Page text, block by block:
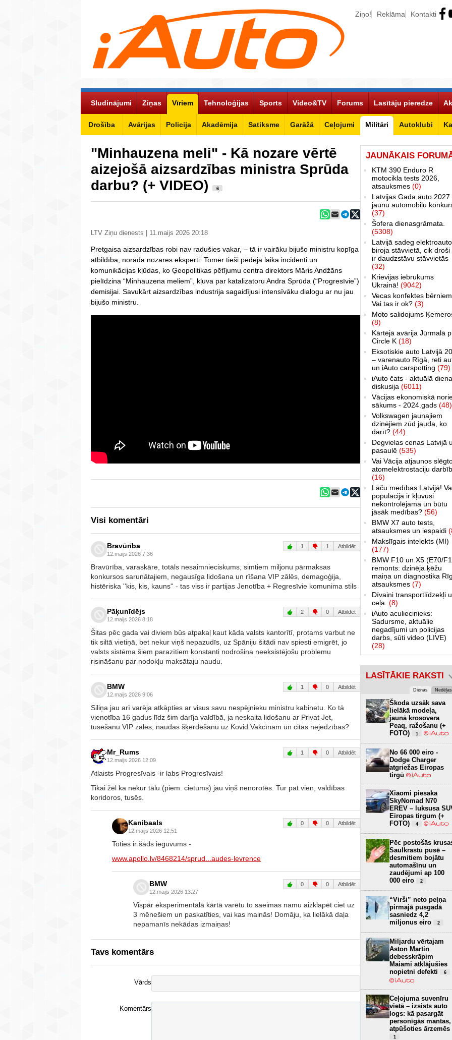
Ziņo! Reklāma Kontakti
Sludinājumi Ziņas Vīriem
Drošība Avārijas Policija Akadēmija Satiksme Garāžā Ceļojumi Militāri Autoklubi
Tehnoloģijas Sports Video&TV Forums Lasītāju pieredze
"Minhauzena meli" - Kā nozare vērtē
aizejošā aizsardzības ministra Sprūda
darbu? (+ VIDEO)
6
LTV Ziņu dienests | 11.maijs 2026 20:18
Pretgaisa aizsardzības robi nav radušies vakar, – tā ir vairāku bijušo ministru kopīga
atbildība, norāda nozares eksperti. Tomēr tieši pēdējā laika incidenti un
komunikācijas kļūdas, ko Ģeopolitikas pētījumu centra direktors Māris Andžāns
pielīdzina “Minhauzena meliem”, kļuva par katalizatoru Andra Sprūda (“Progresīvie”)
demisijai. Savukārt aizsardzības industrija sagaidījusi intensīvāku dialogu ar nu jau
bijušo ministru.
Visi komentāri
Bravūrība
12.maijs 2026 7:36
1 1 Atbildēt
Bravūrība, varaskāre, totāls nesaimnieciskums, simtiem miljonu pārmaksas
konkursos sarunātajiem, negausīga lidošana un rīšana VIP zālēs, demagoģija,
histēriska ''kis, kis, kauns'' - tas viss ir partijas Jenotība + Regresīvie komunima stils
Pāķunīdējs
12.maijs 2026 8:18
2 0 Atbildēt
Šitas pēc gada vai diviem būs atpakaļ kaut kāda valsts kantorītī, protams varbut ne
tik siltā vietiņā, bet nekur viņš nepazudīs, uz Spāniju šitādi nav spiesti emigrēt, jo
valsts sistēma šiem parazītiem konstanti nodrošina neeksistējošu problemu
risināšanu par nodokļu maksātaju naudu.
BMW
12.maijs 2026 9:06
1 0 Atbildēt
Siliņa jau arī varēja atkāpties ar visus savu nespējnieku ministru kabinetu. Ko tā
vienotība 16 gadus līdz šim darīja valdībā, ja neskaita lidošanu ar Privat Jet,
tusēšanu VIP zālēs, naudas šķērdēšanu uz Kovid Vakcīnām un citas nejēdzības?
Mr_Rums
12.maijs 2026 12:09
1 0 Atbildēt
Atlaists Progresīvais -ir labs Progresīvais!
Tikai žēl ka nekur tālu (piem. cietums) jau viņš nenorotēs. Tur pat vien, valdības
koridoros, tusēs.
Kanibaals
12.maijs 2026 12:51
0 0 Atbildēt
Toties ir šāds ieguvums -
www.apollo.lv/8468214/sprud...audes-levrence
BMW
12.maijs 2026 13:27
0 0 Atbildēt
Vispār eksperimentālā kārtā varētu to saeimas namu aizklapēt ciet uz
3 mēnešiem un paskatīties, vai kas mainās! Domāju, ka lielākā daļa
nepamanīs nekādas izmaiņas!
Tavs komentārs
Vārds
Komentārs
JAUNĀKAIS
KTM 390 Enduro R
motocikla tests 2026,
atsauksmes (0)
Latvijas Gada auto 2027
jaunu automobiļu
(37)
Šofera dienasgrāmata.
(5308)
Latvijā sadeg elektroauto
biroja stāvvietā, cik droši
ir daudzstāvu stāvvietās
(32)
Krievijas iebrukums
Ukrainā! (9042)
Vecas konfektes
Vai tas ir ok? (3)
Moto salidojums
(8)
Kārtējā avārija Jūrmalā
Circle K (18)
Eksotiskie auto Latvijā
– varenauto Rīgā, reti
un iAuto carspotting (79)
iAuto čats - aktuālā
diskusija (6011)
Vācijas ekonomiskā
sākums - 2024.gads (48)
Volkswagen jaunajiem
dzinējiem zūd jauda, ko
darīt? (44)
Degvielas cenas Latvijā
pasaulē (535)
Vai Vācija atjaunos
atomelektrostaciju
(16)
Lāču medības Latvijā!
populācija ir kļuvusi
nekontrolējama un būtu
jāsāk medības? (56)
BMW X7 auto tests,
atsauksmes un iespaidi
Makslīgais intelekts (MI)
(177)
BMW F10 un X5 (E70/
remonts: dzinēja ķēžu
maiņa un diagnostika
atsauksmes (7)
Dīvaini transportlīdzekļi
ceļa. (8)
iAuto aculiecinieks:
Sadursme, aktuālie
negadījumi un policijas
darbs, sūti video (LIVE)
(28)
LASĪTĀKIE RAKSTI
Dienas Nedēļas
Škoda uzsāk sava
lielākā modeļa,
jaunā krosovera
Peaq, ražošanu (+
FOTO)
1
No 66 000 eiro -
Dodge Charger
atgriežas Eiropas
tirgū
Xiaomi piesaka
SkyNomad N70
EREV – luksusa
Eiropas tirgum (+
FOTO)
4
Pēc postošās
Saulkrastu pusē –
desmitiem bojātu
automašīnu un
zaudējumi ap 100
000 eiro
2
“Virši” neto peļņa
pirmajā pusgadā
sasniedz 4,2
miljonus eiro
2
Miljardu vērtajam
Aston Martin
debesskrāpim
Maiami atklājušies
nopietni defekti
6
Ceļojuma suvenīru
vietā – izsists auto
logs: kā pasargāt
personīgās mantas,
atpūšoties ārzemēs
1